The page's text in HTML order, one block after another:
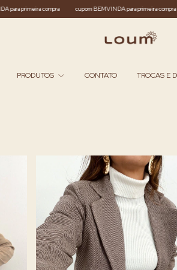
para primeira compra cupom BEMVINDA para primeira compra
PRODUTOS CONTATO TROCAS E